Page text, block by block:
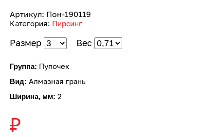
Артикул: Пон-190119
Категория: Пирсинг
Размер Вес
Группа: Пупочек
Вид: Алмазная грань
Ширина, мм: 2
₽